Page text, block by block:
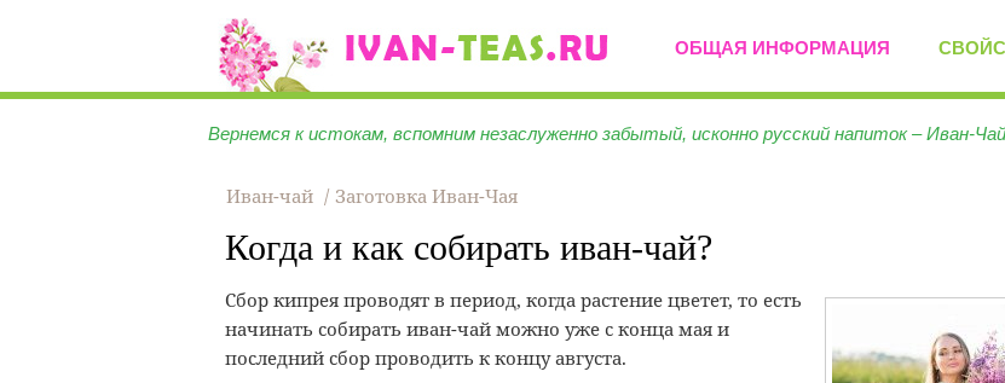
ОБЩАЯ ИНФОРМАЦИЯ
Вернемся к истокам, вспомним незаслуженно забытый, исконно русский напиток – Иван-Чай
Иван-чай Заготовка Иван-Чая
Когда и как собирать иван-чай?
Сбор кипрея проводят в период, когда растение цветет, то есть
начинать собирать иван-чай можно уже с конца мая и
последний сбор проводить к концу августа.